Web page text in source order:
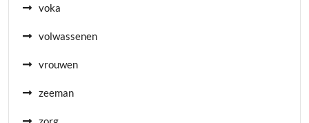
voka
volwassenen
vrouwen
zeeman